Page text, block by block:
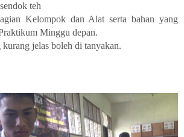
teh
Kelompok dan Alat serta bahan yang
Minggu depan.
jelas boleh di tanyakan.